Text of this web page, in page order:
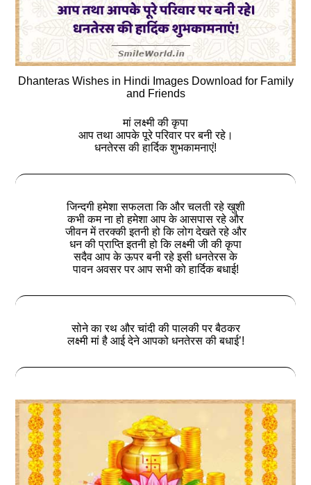
Dhanteras Wishes in Hindi Images Download for Family
and Friends
मां लक्ष्मी की कृपा
आप तथा आपके पूरे परिवार पर बनी रहे।
धनतेरस की हार्दिक शुभकामनाएं!
जिन्दगी हमेशा सफलता कि और चलती रहे खुशी
कभी कम ना हो हमेशा आप के आसपास रहे और
जीवन में तरक्की इतनी हो कि लोग देखते रहे और
धन की प्राप्ति इतनी हो कि लक्ष्मी जी की कृपा
सदैव आप के ऊपर बनी रहे इसी धनतेरस के
पावन अवसर पर आप सभी को हार्दिक बधाई!
सोने का रथ और चांदी की पालकी पर बैठकर
लक्ष्मी मां है आई देने आपको धनतेरस की बधाई’!